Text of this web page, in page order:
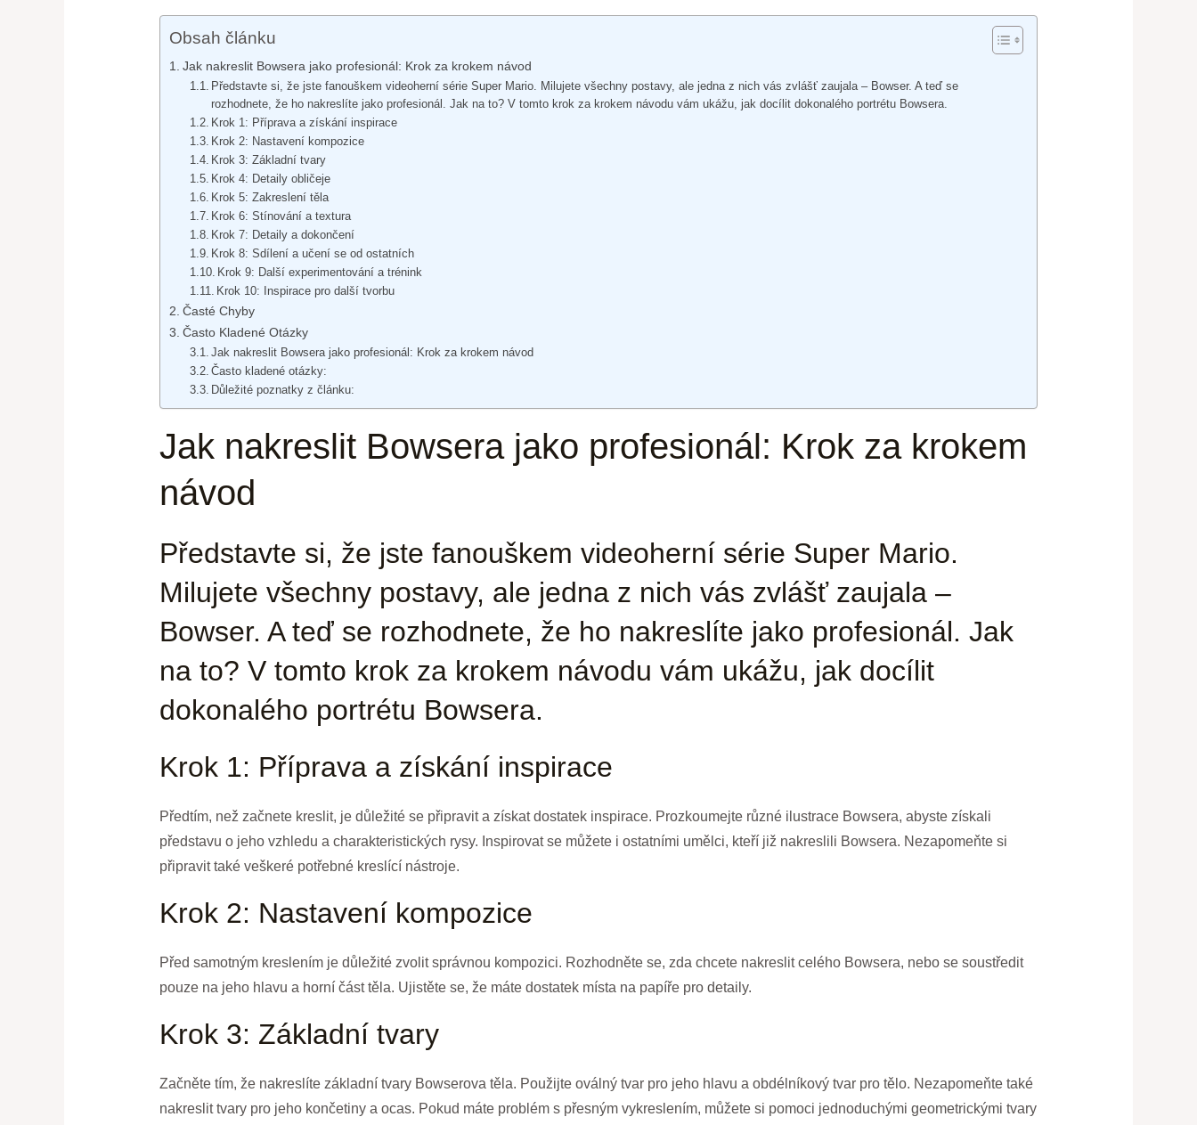
Obsah článku
Jak nakreslit Bowsera jako profesionál: Krok za krokem návod
Představte si, že jste fanouškem videoherní série Super Mario. Milujete všechny postavy, ale jedna z nich vás zvlášť zaujala – Bowser. A teď se
rozhodnete, že ho nakreslíte jako profesionál. Jak na to? V tomto krok za krokem návodu vám ukážu, jak docílit dokonalého portrétu Bowsera.
Krok 1: Příprava a získání inspirace
Krok 2: Nastavení kompozice
Krok 3: Základní tvary
Krok 4: Detaily obličeje
Krok 5: Zakreslení těla
Krok 6: Stínování a textura
Krok 7: Detaily a dokončení
Krok 8: Sdílení a učení se od ostatních
Krok 9: Další experimentování a trénink
Krok 10: Inspirace pro další tvorbu
Časté Chyby
Často Kladené Otázky
Jak nakreslit Bowsera jako profesionál: Krok za krokem návod
Často kladené otázky:
Důležité poznatky z článku:
Jak nakreslit Bowsera jako profesionál: Krok za krokem
návod
Představte si, že jste fanouškem videoherní série Super Mario.
Milujete všechny postavy, ale jedna z nich vás zvlášť zaujala –
Bowser. A teď se rozhodnete, že ho nakreslíte jako profesionál. Jak
na to? V tomto krok za krokem návodu vám ukážu, jak docílit
dokonalého portrétu Bowsera.
Krok 1: Příprava a získání inspirace
Předtím, než začnete kreslit, je důležité se připravit a získat dostatek inspirace. Prozkoumejte různé ilustrace Bowsera, abyste získali
představu o jeho vzhledu a charakteristických rysy. Inspirovat se můžete i ostatními umělci, kteří již nakreslili Bowsera. Nezapomeňte si
připravit také veškeré potřebné kreslící nástroje.
Krok 2: Nastavení kompozice
Před samotným kreslením je důležité zvolit správnou kompozici. Rozhodněte se, zda chcete nakreslit celého Bowsera, nebo se soustředit
pouze na jeho hlavu a horní část těla. Ujistěte se, že máte dostatek místa na papíře pro detaily.
Krok 3: Základní tvary
Začněte tím, že nakreslíte základní tvary Bowserova těla. Použijte oválný tvar pro jeho hlavu a obdélníkový tvar pro tělo. Nezapomeňte také
nakreslit tvary pro jeho končetiny a ocas. Pokud máte problém s přesným vykreslením, můžete si pomoci jednoduchými geometrickými tvary